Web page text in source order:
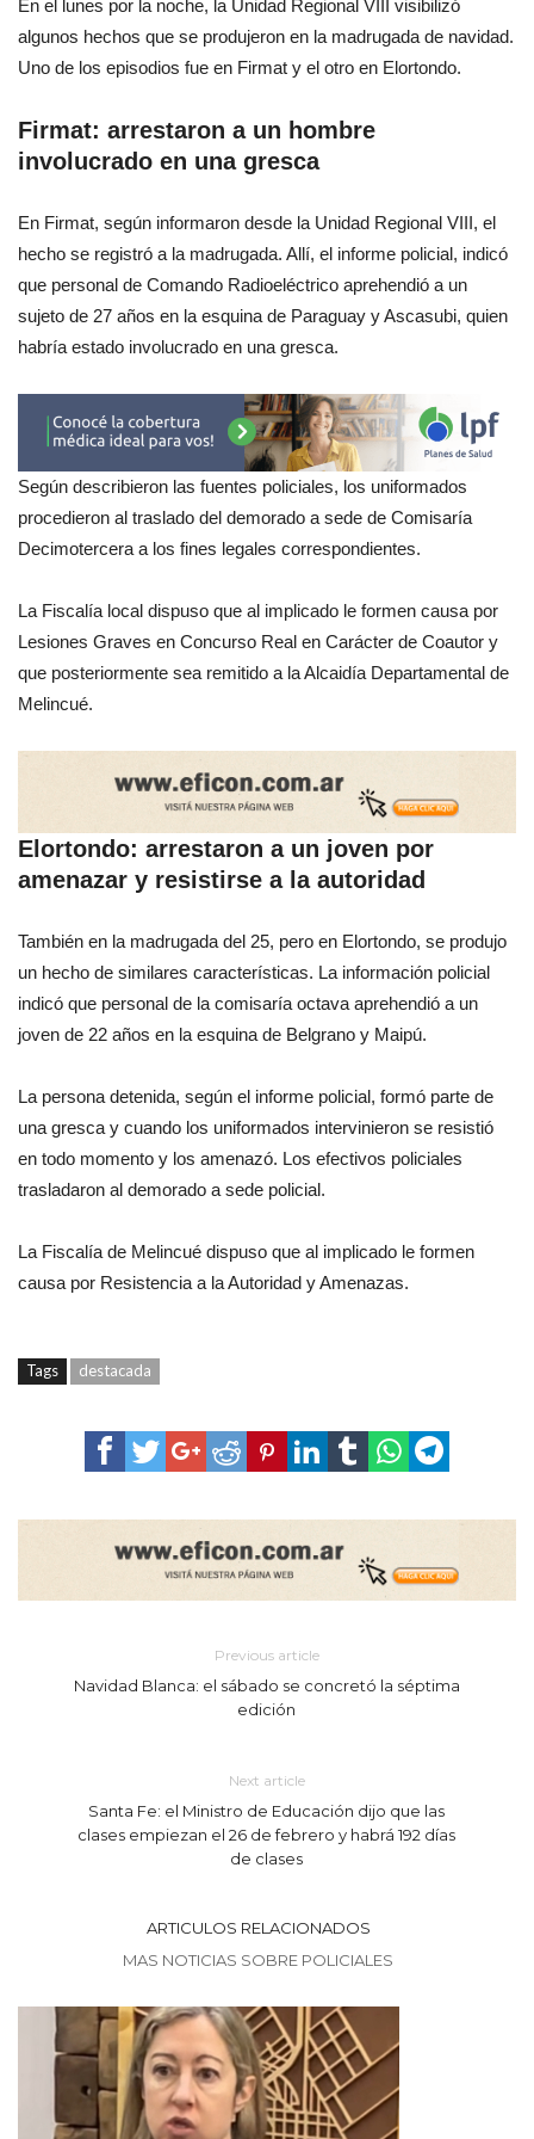
En el lunes por la noche, la Unidad Regional VIII visibilizó
algunos hechos que se produjeron en la madrugada de navidad.
Uno de los episodios fue en Firmat y el otro en Elortondo.
Firmat: arrestaron a un hombre
involucrado en una gresca
En Firmat, según informaron desde la Unidad Regional VIII, el
hecho se registró a la madrugada. Allí, el informe policial, indicó
que personal de Comando Radioeléctrico aprehendió a un
sujeto de 27 años en la esquina de Paraguay y Ascasubi, quien
habría estado involucrado en una gresca.
Según describieron las fuentes policiales, los uniformados
procedieron al traslado del demorado a sede de Comisaría
Decimotercera a los fines legales correspondientes.
La Fiscalía local dispuso que al implicado le formen causa por
Lesiones Graves en Concurso Real en Carácter de Coautor y
que posteriormente sea remitido a la Alcaidía Departamental de
Melincué.
Elortondo: arrestaron a un joven por
amenazar y resistirse a la autoridad
También en la madrugada del 25, pero en Elortondo, se produjo
un hecho de similares características. La información policial
indicó que personal de la comisaría octava aprehendió a un
joven de 22 años en la esquina de Belgrano y Maipú.
La persona detenida, según el informe policial, formó parte de
una gresca y cuando los uniformados intervinieron se resistió
en todo momento y los amenazó. Los efectivos policiales
trasladaron al demorado a sede policial.
La Fiscalía de Melincué dispuso que al implicado le formen
causa por Resistencia a la Autoridad y Amenazas.
Tags destacada
Previous article
Navidad Blanca: el sábado se concretó la séptima
edición
Next article
Santa Fe: el Ministro de Educación dijo que las
clases empiezan el 26 de febrero y habrá 192 días
de clases
ARTICULOS RELACIONADOS
MAS NOTICIAS SOBRE POLICIALES